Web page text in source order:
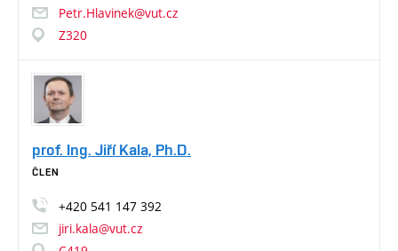
Petr.Hlavinek@vut.cz
Z320
prof. Ing. Jiří Kala, Ph.D.
ČLEN
+420 541 147 392
jiri.kala@vut.cz